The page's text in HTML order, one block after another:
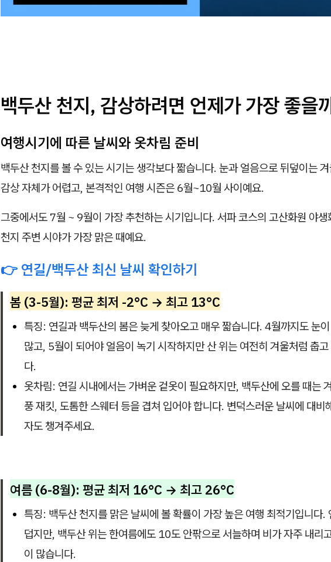
백두산 천지, 감상하려면 언제가 가장 좋을
여행시기에 따른 날씨와 옷차림 준비
백두산 천지를 볼 수 있는 시기는 생각보다 짧습니다. 눈과 얼음으로 뒤덮이는
감상 자체가 어렵고, 본격적인 여행 시즌은 6월~10월 사이예요.
그중에서도 7월 ~ 9월이 가장 추천하는 시기입니다. 서파 코스의 고산화원 야
천지 주변 시야가 가장 맑은 때예요.
👉 연길/백두산 최신 날씨 확인하기
봄 (3-5월): 평균 최저 -2°C → 최고 13°C
특징: 연길과 백두산의 봄은 늦게 찾아오고 매우 짧습니다. 4월까지도 눈
많고, 5월이 되어야 얼음이 녹기 시작하지만 산 위는 여전히 겨울처럼 춥
다.
옷차림: 연길 시내에서는 가벼운 겉옷이 필요하지만, 백두산에 오를 때는
풍 재킷, 도톰한 스웨터 등을 겹쳐 입어야 합니다. 변덕스러운 날씨에 대비
자도 챙겨주세요.
여름 (6-8월): 평균 최저 16°C → 최고 26°C
특징: 백두산 천지를 맑은 날씨에 볼 확률이 가장 높은 여행 최적기입니다.
덥지만, 백두산 위는 한여름에도 10도 안팎으로 서늘하며 비가 자주 내리
이 많습니다.